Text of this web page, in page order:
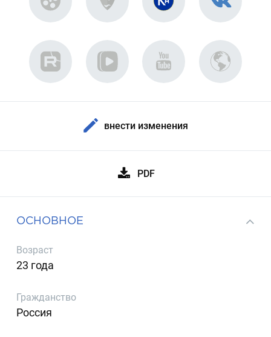
внести изменения
PDF
ОСНОВНОЕ
Возраст
23 года
Гражданство
Россия